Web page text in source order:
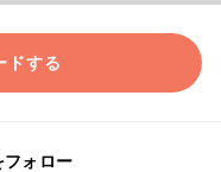
ドする
フォロー